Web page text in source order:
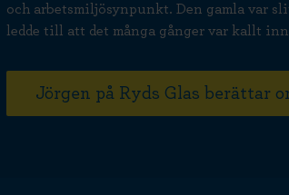
och arbetsmiljösynpunkt. Den gamla var
ledde till att det många gånger var kallt
Jörgen på Ryds Glas berättar